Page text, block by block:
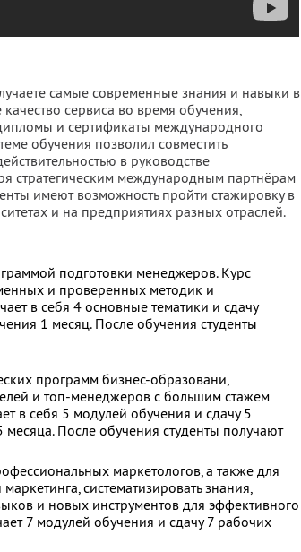
самые современные знания и навыки в
сервиса во время обучения,
и сертификаты международного
обучения позволил совместить
в руководстве
стратегическим международным партнёрам
имеют возможность пройти стажировку в
и на предприятиях разных отраслей.
подготовки менеджеров. Курс
и проверенных методик и
в себя 4 основные тематики и сдачу
1 месяц. После обучения студенты
программ бизнес-образовани,
и топ-менеджеров с большим стажем
в себя 5 модулей обучения и сдачу 5
После обучения студенты получают
маркетологов, а также для
систематизировать знания,
и новых инструментов для эффективного
7 модулей обучения и сдачу 7 рабочих